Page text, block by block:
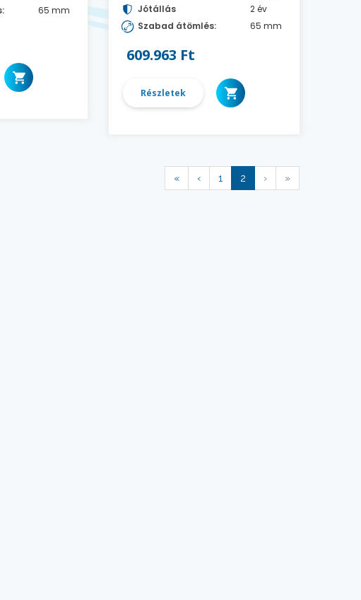
65 mm
Jótállás
2 év
Szabad átömlés:
65 mm
609.963 Ft
Részletek
« ‹ 1 2 › »